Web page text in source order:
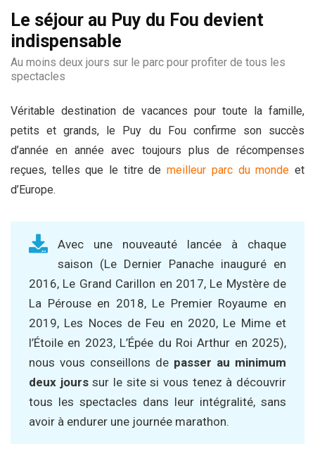
Le séjour au Puy du Fou devient
indispensable
Au moins deux jours sur le parc pour profiter de tous les
spectacles
Véritable destination de vacances pour toute la famille,
petits et grands, le Puy du Fou confirme son succès
d’année en année avec toujours plus de récompenses
reçues, telles que le titre demeilleur parc du monde et
d’Europe.
Avec une nouveauté lancée à chaque
saison (Le Dernier Panache inauguré en
2016, Le Grand Carillon en 2017, Le Mystère de
La Pérouse en 2018, Le Premier Royaume en
2019, Les Noces de Feu en 2020, Le Mime et
l’Étoile en 2023, L’Épée du Roi Arthur en 2025),
nous vous conseillons de passer au minimum
deux jourssur le site si vous tenez à découvrir
tous les spectacles dans leur intégralité, sans
avoir à endurer une journée marathon.